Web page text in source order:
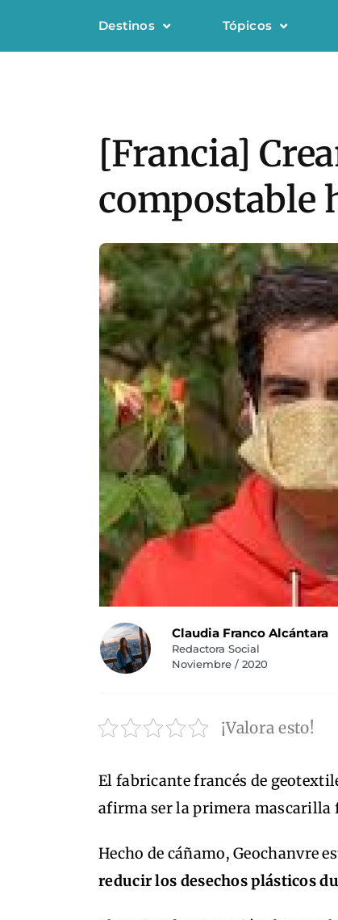
Destinos Tópicos
[Francia]
compostable
Claudia Franco Alcántara
Redactora Social
Noviembre / 2020
¡Valora esto!
El fabricante francés de
afirma ser la primera mascarilla
Hecho de cáñamo, Geochanvre
reducir los desechos plásticos